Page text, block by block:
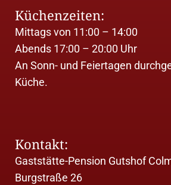
Küchenzeiten:
Mittags von 11:00 – 14:00
Abends 17:00 – 20:00 Uhr
An Sonn- und Feiertagen
Küche.
Kontakt:
Gaststätte-Pension Gutshof
Burgstraße 26